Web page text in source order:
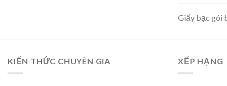
Giấy bạc gói
KIẾN THỨC CHUYÊN GIA XẾP HẠNG